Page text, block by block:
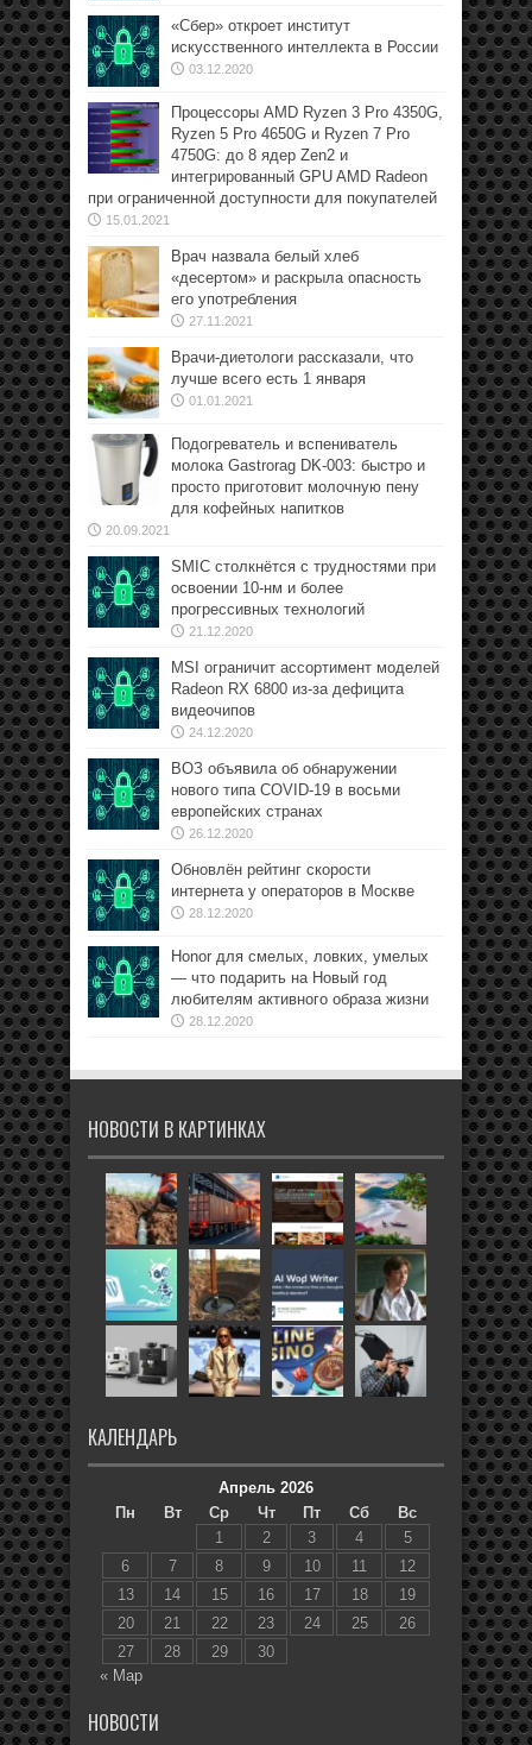
«Сбер» откроет институт
искусственного интеллекта в России
03.12.2020
Процессоры AMD Ryzen 3 Pro 4350G,
Ryzen 5 Pro 4650G и Ryzen 7 Pro
4750G: до 8 ядер Zen2 и
интегрированный GPU AMD Radeon
при ограниченной доступности для покупателей
15.01.2021
Врач назвала белый хлеб
«десертом» и раскрыла опасность
его употребления
27.11.2021
Врачи-диетологи рассказали, что
лучше всего есть 1 января
01.01.2021
Подогреватель и вспениватель
молока Gastrorag DK-003: быстро и
просто приготовит молочную пену
для кофейных напитков
20.09.2021
SMIC столкнётся с трудностями при
освоении 10-нм и более
прогрессивных технологий
21.12.2020
MSI ограничит ассортимент моделей
Radeon RX 6800 из-за дефицита
видеочипов
24.12.2020
ВОЗ объявила об обнаружении
нового типа COVID-19 в восьми
европейских странах
26.12.2020
Обновлён рейтинг скорости
интернета у операторов в Москве
28.12.2020
Honor для смелых, ловких, умелых
— что подарить на Новый год
любителям активного образа жизни
28.12.2020
НОВОСТИ В КАРТИНКАХ
КАЛЕНДАРЬ
Апрель 2026
Пн
Вт Ср Чт Пт Сб
Вс
1
2 3 4
5
6
7 8 9 10 11
12
13
14 15 16 17 18
19
20
21 22 23 24 25
26
27
28 29
30
« Мар
НОВОСТИ